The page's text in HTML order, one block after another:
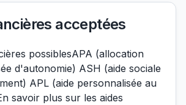
acceptées
possiblesAPA (allocation
d'autonomie) ASH (aide sociale
APL (aide personnalisée au
savoir plus sur les aides